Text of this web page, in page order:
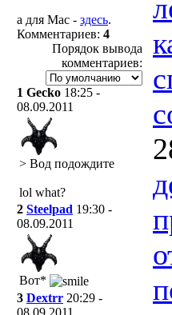
а для Mac - здесь.
Комментариев: 4
Порядок вывода
комментариев:
1 Gecko 18:25 -
08.09.2011
> Вод подождите
lol what?
2 Steelpad 19:30 -
08.09.2011
Вот*
3 Dextrr 20:29 -
08.09.2011